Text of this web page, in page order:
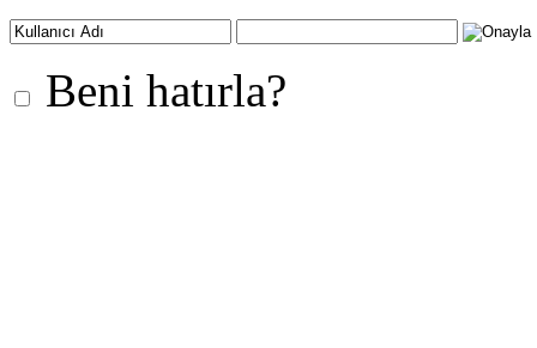
Beni hatırla?